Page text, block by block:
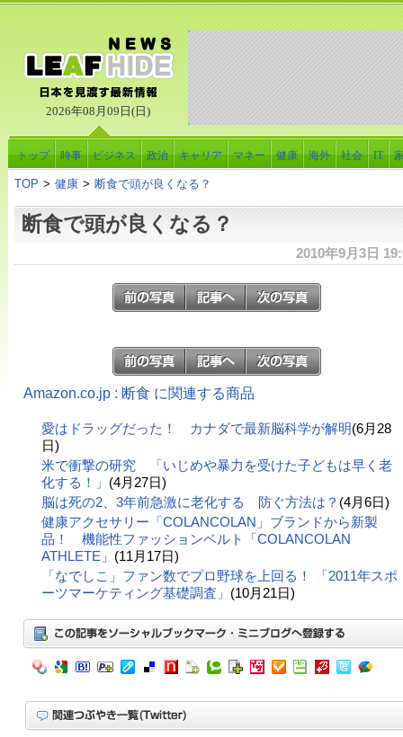
2026年08月09日(日)
トップ 時事 ビジネス 政治 キャリア マネー 健康 海外 社会 IT
TOP > 健康 > 断食で頭が良くなる？
断食で頭が良くなる？
2010年9月3日
Amazon.co.jp : 断食 に関連する商品
愛はドラッグだった！ カナダで最新脳科学が解明(6月28
日)
米で衝撃の研究 「いじめや暴力を受けた子どもは早く老
化する！」 (4月27日)
脳は死の2、3年前急激に老化する 防ぐ方法は？ (4月6日)
健康アクセサリー「COLANCOLAN」ブランドから新製
品！ 機能性ファッションベルト「COLANCOLAN
ATHLETE」 (11月17日)
「なでしこ」ファン数でプロ野球を上回る！ 「2011年スポ
ーツマーケティング基礎調査」 (10月21日)